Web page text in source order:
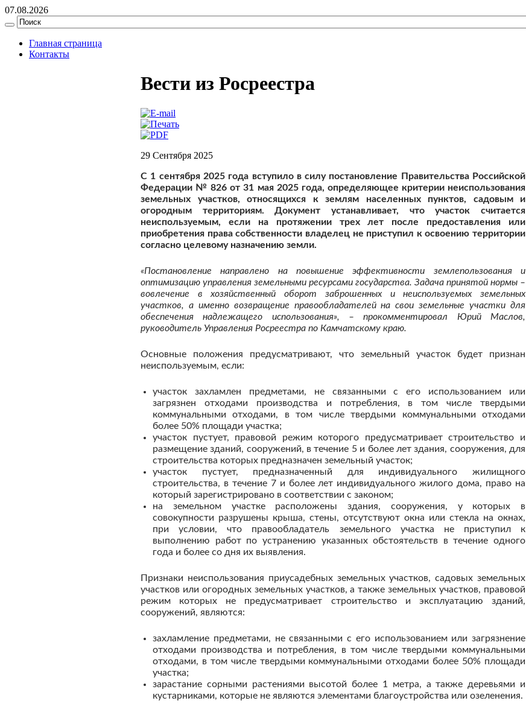
07.08.2026
Главная страница
Контакты
Вести из Росреестра
29 Сентября 2025
С 1 сентября 2025 года вступило в силу постановление Правительства Российской
Федерации № 826 от 31 мая 2025 года, определяющее критерии неиспользования
земельных участков, относящихся к землям населенных пунктов, садовым и
огородным территориям. Документ устанавливает, что участок считается
неиспользуемым, если на протяжении трех лет после предоставления или
приобретения права собственности владелец не приступил к освоению территории
согласно целевому назначению земли.
«Постановление направлено на повышение эффективности землепользования и
оптимизацию управления земельными ресурсами государства. Задача принятой нормы –
вовлечение в хозяйственный оборот заброшенных и неиспользуемых земельных
участков, а именно возвращение правообладателей на свои земельные участки для
обеспечения надлежащего использования», –прокомментировал Юрий Маслов,
руководитель Управления Росреестра по Камчатскому краю.
Основные положения предусматривают, что земельный участок будет признан
неиспользуемым, если:
участок захламлен предметами, не связанными с его использованием или
загрязнен отходами производства и потребления, в том числе твердыми
коммунальными отходами, в том числе твердыми коммунальными отходами
более 50% площади участка;
участок пустует, правовой режим которого предусматривает строительство и
размещение зданий, сооружений, в течение 5 и более лет здания, сооружения, для
строительства которых предназначен земельный участок;
участок пустует, предназначенный для индивидуального жилищного
строительства, в течение 7 и более лет индивидуального жилого дома, право на
который зарегистрировано в соответствии с законом;
на земельном участке расположены здания, сооружения, у которых в
совокупности разрушены крыша, стены, отсутствуют окна или стекла на окнах,
при условии, что правообладатель земельного участка не приступил к
выполнению работ по устранению указанных обстоятельств в течение одного
года и более со дня их выявления.
Признаки неиспользования приусадебных земельных участков, садовых земельных
участков или огородных земельных участков, а также земельных участков, правовой
режим которых не предусматривает строительство и эксплуатацию зданий,
сооружений, являются:
захламление предметами, не связанными с его использованием или загрязнение
отходами производства и потребления, в том числе твердыми коммунальными
отходами, в том числе твердыми коммунальными отходами более 50% площади
участка;
зарастание сорными растениями высотой более 1 метра, а также деревьями и
кустарниками, которые не являются элементами благоустройства или озеленения.